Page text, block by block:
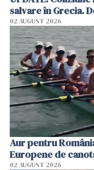
salvare în Grecia.
02 AUGUST 2026
Aur pentru
Europene de
02 AUGUST 2026